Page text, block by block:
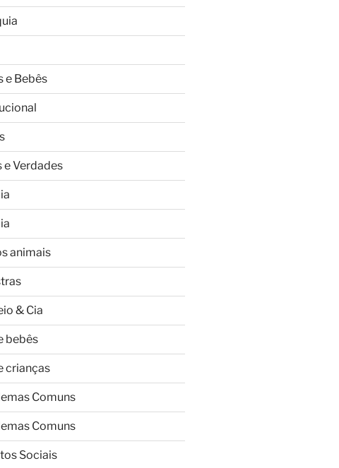
e Bebês
e Verdades
animais
& Cia
bebês
crianças
Comuns
Comuns
Sociais